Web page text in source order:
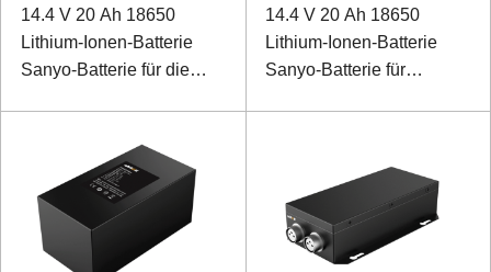
14.4 V 20 Ah 18650
Lithium-Ionen-Batterie
Sanyo-Batterie für die
14.4 V 20 Ah 18650
Lithium-Ionen-Batterie
Sanyo-Batterie für